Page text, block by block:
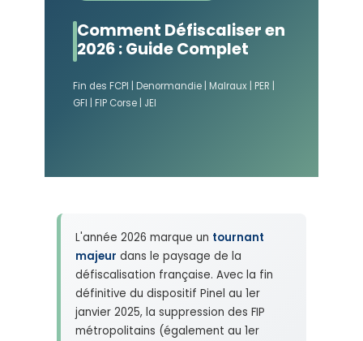
Comment Défiscaliser en
2026 : Guide Complet
Fin des FCPI | Denormandie | Malraux | PER |
GFI | FIP Corse | JEI
L'année 2026 marque un tournant
majeur dans le paysage de la
défiscalisation française. Avec la fin
définitive du dispositif Pinel au 1er
janvier 2025, la suppression des FIP
métropolitains (également au 1er